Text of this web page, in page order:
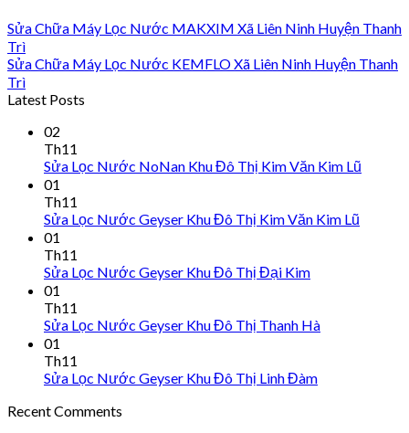
Sửa Chữa Máy Lọc Nước MAKXIM Xã Liên Ninh Huyện Thanh
Trì
Sửa Chữa Máy Lọc Nước KEMFLO Xã Liên Ninh Huyện Thanh
Trì
Latest Posts
02
Th11
Sửa Lọc Nước NoNan Khu Đô Thị Kim Văn Kim Lũ
01
Th11
Sửa Lọc Nước Geyser Khu Đô Thị Kim Văn Kim Lũ
01
Th11
Sửa Lọc Nước Geyser Khu Đô Thị Đại Kim
01
Th11
Sửa Lọc Nước Geyser Khu Đô Thị Thanh Hà
01
Th11
Sửa Lọc Nước Geyser Khu Đô Thị Linh Đàm
Recent Comments